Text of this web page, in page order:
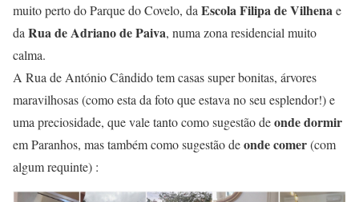
muito perto do Parque do Covelo, da Escola Filipade Vilhenae
da Rua de Adriano de Paiva, numa zona residencial muito
calma.
A Rua de António Cândido tem casas super bonitas, árvores
maravilhosas (como esta da foto que estava no seu esplendor!) e
uma preciosidade, que vale tanto como sugestão deonde dormir
em Paranhos, mas também como sugestão deonde comer(com
algum requinte) :